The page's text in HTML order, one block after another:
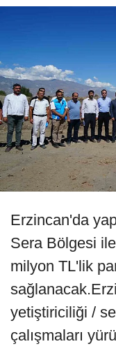
Erzincan'da
Sera Bölgesi
milyon TL'lik
yetiştiriciliği /
çalışmaları